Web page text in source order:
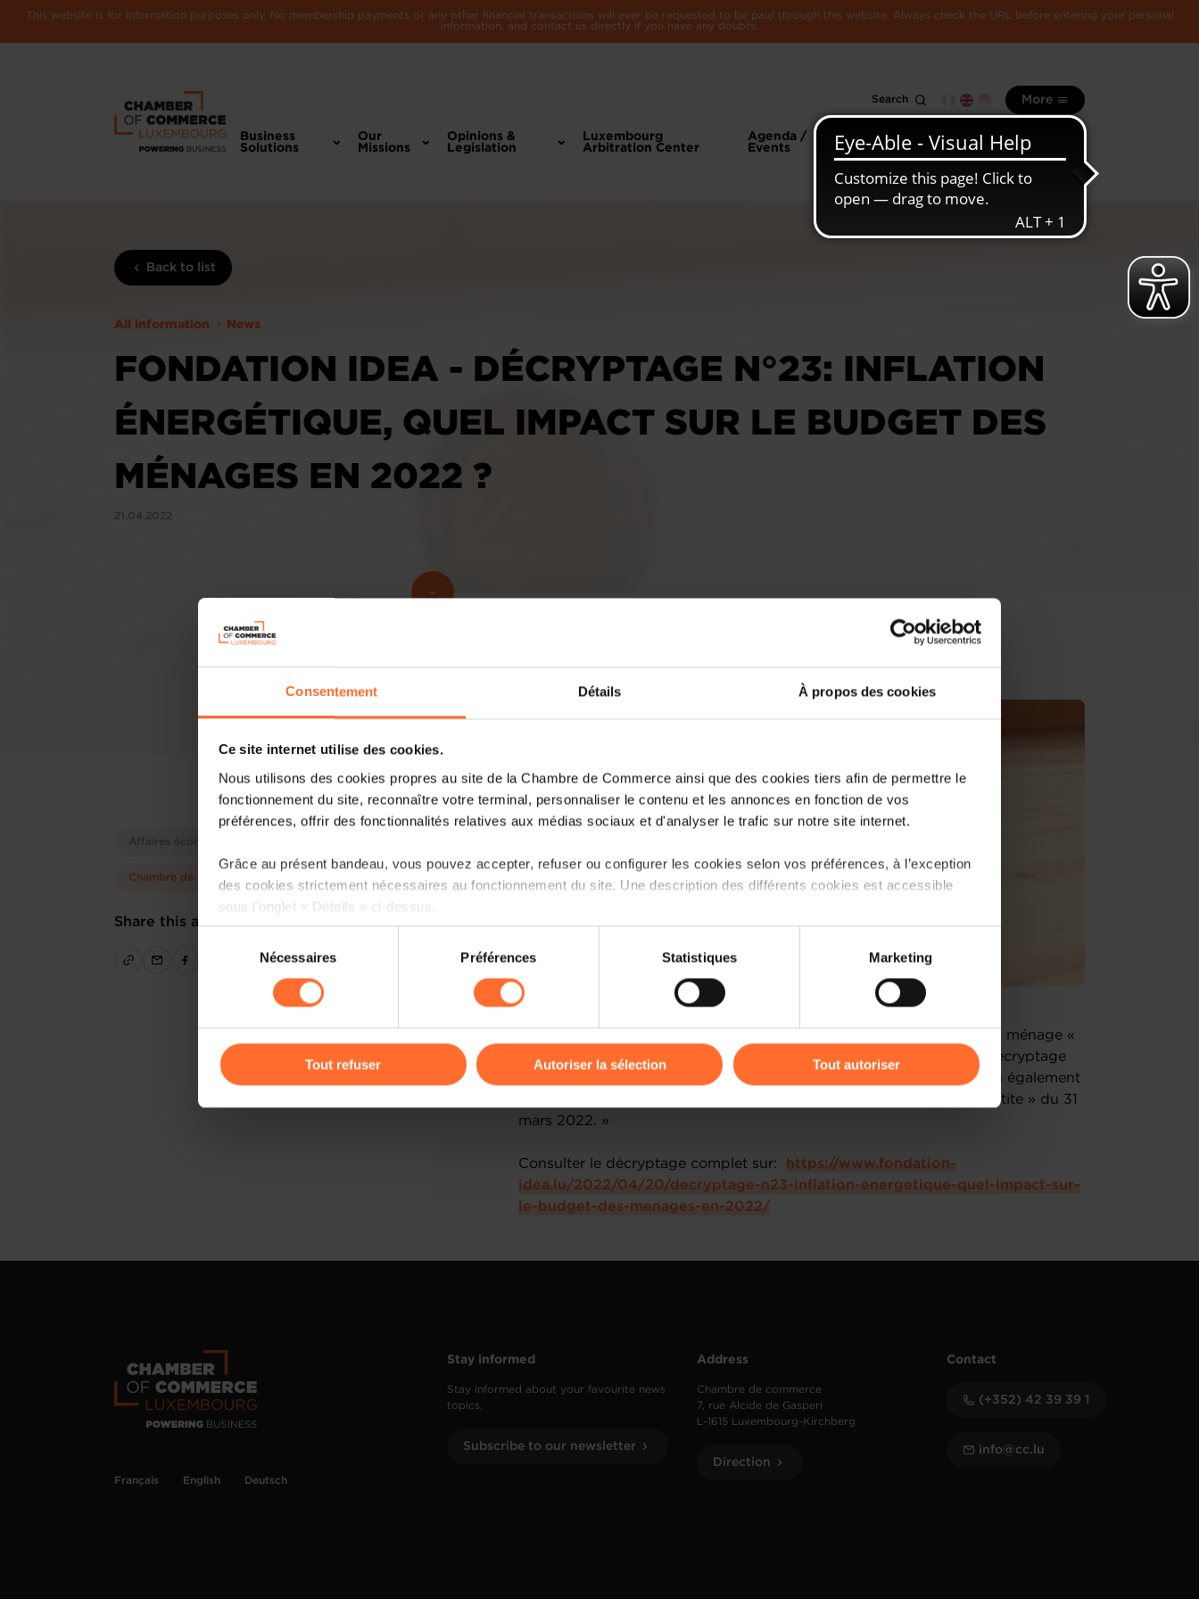
Consentement Détails À propos des cookies
Ce site internet utilise des cookies.
Nous utilisons des cookies propres au site de la Chambre de Commerce ainsi que des cookies tiers afin de permettre le
fonctionnement du site, reconnaître votre terminal, personnaliser le contenu et les annonces en fonction de vos
préférences, offrir des fonctionnalités relatives aux médias sociaux et d'analyser le trafic sur notre site internet.
Grâce au présent bandeau, vous pouvez accepter, refuser ou configurer les cookies selon vos préférences, à l’exception
des cookies strictement nécessaires au fonctionnement du site. Une description des différents cookies est accessible
sous l’onglet « Détails » ci-dessus.
Il est précisé que la navigation sur le site et certaines fonctionnalités (ex : lecture de vidéos, partage sur les réseaux
sociaux, sauvegarde des préférences de lecture vidéo, personnalisation de l’affichage du site) peuvent être affectées en
cas de refus de tous les cookies ou des cookies non nécessaires.
gauche de chaque page.
Charte d’usage des cookies
consentement
Nécessaires Préférences Statistiques Marketing
Tout refuser Autoriser la sélection Tout autoriser
This website is for information purposes only. No membership payments or any other financial transactions will ever be requested to be paid through this website. Always check the URL before entering your personal
information, and contact us directly if you have any doubts.
Search More
Business
Solutions
Our
Missions
Opinions &
Legislation
Luxembourg
Arbitration Center
Agenda /
Events
information
Luxembourg
economy
Back to list
All information News
FONDATION IDEA - DÉCRYPTAGE N°23: INFLATION
ÉNERGÉTIQUE, QUEL IMPACT SUR LE BUDGET DES
MÉNAGES EN 2022 ?
21.04.2022
Affaires économiques
Chambre de Commerce
Share this article
« En l’espace de quelques mois, le coût pondéré de l’énergie pour un ménage «
moyen » a connu une augmentation de l’ordre de 40%. Le présent décryptage
vise à cerner l’impact de cette dernière sur les ménages, compte tenu également
des mesures mises en œuvre par les autorités suite à l’accord « tripartite » du 31
mars 2022. »
Consulter le décryptage complet sur:
https://www.fondation-
idea.lu/2022/04/20/decryptage-n23-inflation-energetique-quel-impact-sur-
le-budget-des-menages-en-2022/
Français English Deutsch
Stay informed
Stay informed about your favourite news
topics.
Subscribe to our newsletter
Address
Chambre de commerce
7, rue Alcide de Gasperi
L-1615 Luxembourg-Kirchberg
Direction
Contact
(+352) 42 39 39 1
info@cc.lu